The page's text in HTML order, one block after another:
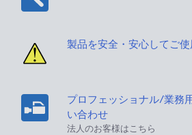
製品を安全・安心してご
プロフェッショナル/業務
い合わせ
法人のお客様はこちら